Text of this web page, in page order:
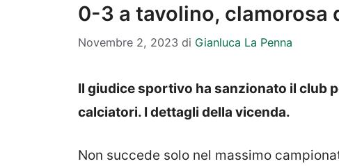
0-3 a tavolino, clamorosa
Novembre 2, 2023 di Gianluca La Penna
Il giudice sportivo ha sanzionato il club
calciatori. I dettagli della vicenda.
Non succede solo nel massimo